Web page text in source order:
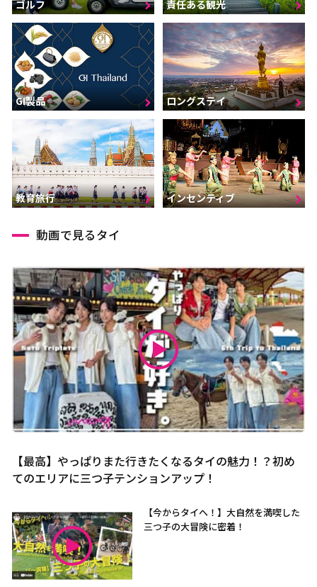
ゴルフ 責任ある観光
GI製品 ロングステイ
教育旅行 インセンティブ
動画で見るタイ
【最高】やっぱりまた行きたくなるタイの魅力！？初め
てのエリアに三つ子テンションアップ！
【今からタイへ！】大自然を満喫した
三つ子の大冒険に密着！